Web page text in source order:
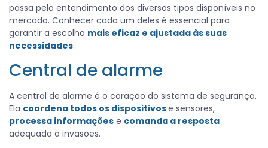
passa pelo entendimento dos diversos tipos disponíveis no
mercado. Conhecer cada um deles é essencial para
garantir a escolha mais eficaz e ajustada às suas
necessidades.
Central de alarme
A central de alarme é o coração do sistema de segurança.
Ela coordena todos os dispositivose sensores,
processa informações e comanda a resposta
adequada a invasões.